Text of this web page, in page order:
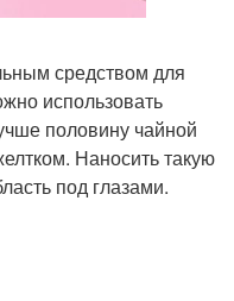
средством для
использовать
половину чайной
Наносить такую
под глазами.